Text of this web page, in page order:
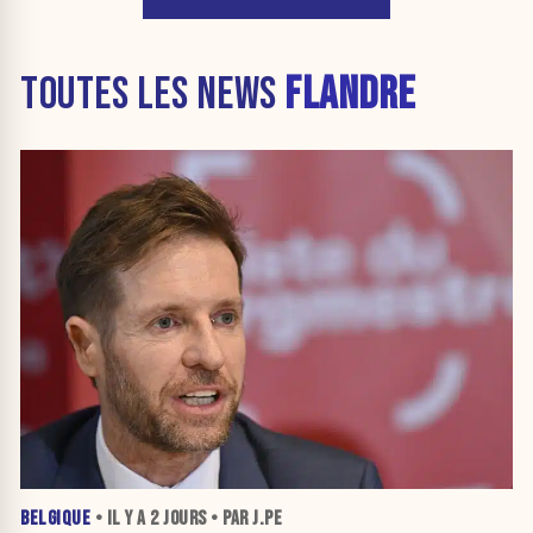
TOUTES LES NEWS FLANDRE
BELGIQUE • IL Y A 2 JOURS• PAR J.PE